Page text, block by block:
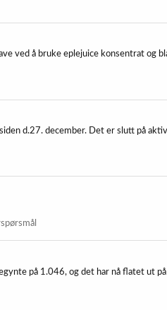
ved å bruke eplejuice konsentrat og
d.27. december. Det er slutt på
på 1.046, og det har nå flatet ut